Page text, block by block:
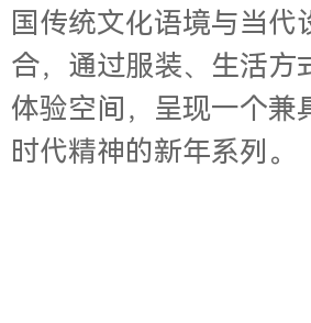
国传统文化语境与当代
合，通过服装、生活方
体验空间，呈现一个兼
时代精神的新年系列。